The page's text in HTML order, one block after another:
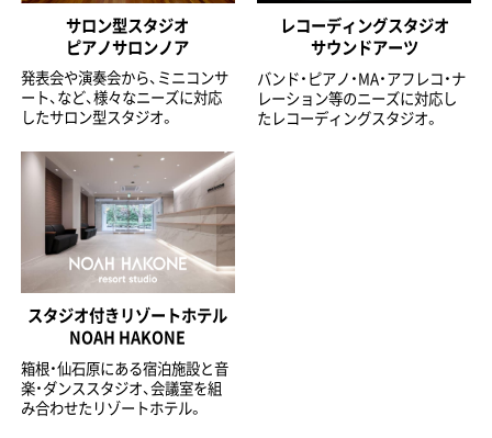
サロン型スタジオ
ピアノサロンノア
発表会や演奏会から、ミニコンサ
ート、など、様々なニーズに対応
したサロン型スタジオ。
レコーディングスタジオ
サウンドアーツ
バンド・ピアノ・MA・アフレコ・ナ
レーション等のニーズに対応し
たレコーディングスタジオ。
スタジオ付きリゾートホテル
NOAH HAKONE
箱根・仙石原にある宿泊施設と音
楽・ダンススタジオ、会議室を組
み合わせたリゾートホテル。